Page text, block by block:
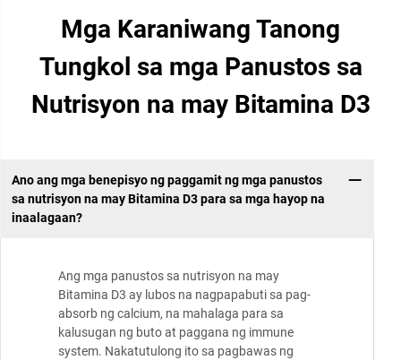
Mga Karaniwang Tanong
Tungkol sa mga Panustos sa
Nutrisyon na may Bitamina D3
Ano ang mga benepisyo ng paggamit ng mga panustos
sa nutrisyon na may Bitamina D3 para sa mga hayop na
inaalagaan?
Ang mga panustos sa nutrisyon na may
Bitamina D3 ay lubos na nagpapabuti sa pag-
absorb ng calcium, na mahalaga para sa
kalusugan ng buto at paggana ng immune
system. Nakatutulong ito sa pagbawas ng